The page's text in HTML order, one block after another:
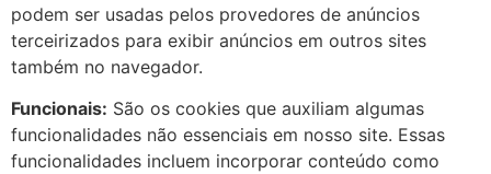
podem ser usadas pelos provedores de anúncios
terceirizados para exibir anúncios em outros sites
também no navegador.
Funcionais: São os cookies que auxiliam algumas
funcionalidades não essenciais em nosso site. Essas
funcionalidades incluem incorporar conteúdo como